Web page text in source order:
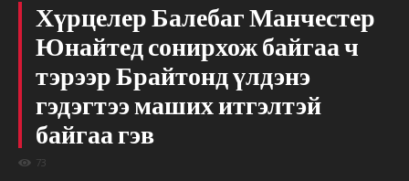
Хүрцелер Балебаг Манчестер
Юнайтед сонирхож байгаа ч
тэрээр Брайтонд үлдэнэ
гэдэгтээ маших итгэлтэй
байгаа гэв
73